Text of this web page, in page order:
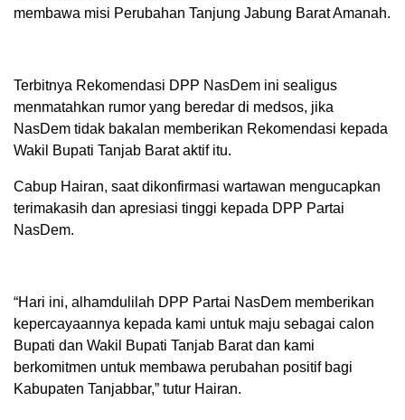
membawa misi Perubahan Tanjung Jabung Barat Amanah.
Terbitnya Rekomendasi DPP NasDem ini sealigus
menmatahkan rumor yang beredar di medsos, jika
NasDem tidak bakalan memberikan Rekomendasi kepada
Wakil Bupati Tanjab Barat aktif itu.
Cabup Hairan, saat dikonfirmasi wartawan mengucapkan
terimakasih dan apresiasi tinggi kepada DPP Partai
NasDem.
“Hari ini, alhamdulilah DPP Partai NasDem memberikan
kepercayaannya kepada kami untuk maju sebagai calon
Bupati dan Wakil Bupati Tanjab Barat dan kami
berkomitmen untuk membawa perubahan positif bagi
Kabupaten Tanjabbar,” tutur Hairan.